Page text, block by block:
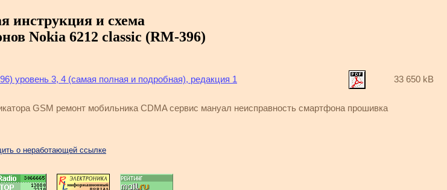
инструкция и схема
Nokia 6212 classic (RM-396)
уровень 3, 4 (самая полная и подробная), редакция 1 33 650 kB
GSM ремонт мобильника CDMA сервис мануал неисправность смартфона прошивка
о неработающей ссылке